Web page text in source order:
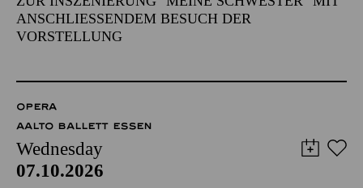
ANSCHLIESSENDEM BESUCH DER V
ORSTELLUNG
OPERA
AALTO BALLETT ESSEN
Wednesday
07.10.2026